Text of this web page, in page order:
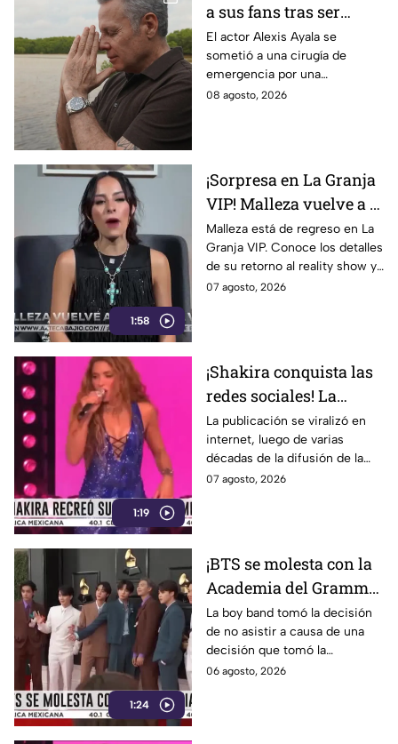
a sus fans tras ser
sometido a una cirugía
de emergencia ¿Cuál es
su salud?
El actor Alexis Ayala se
sometió a una cirugía de
emergencia por una
complicación de salud.
08 agosto, 2026
1:58
¡Sorpresa en La Granja
VIP! Malleza vuelve a la
competencia y sacude
la casa
Malleza está de regreso en La
Granja VIP. Conoce los detalles
de su retorno al reality show y
las primeras reacciones entre
07 agosto, 2026
1:19
¡Shakira conquista las
redes sociales! La
cantante colombiana
recrea icónico meme
La publicación se viralizó en
internet, luego de varias
décadas de la difusión de la
imagen.
07 agosto, 2026
1:24
¡BTS se molesta con la
Academia del Grammy!
Conoce la razón de la
agrupación
La boy band tomó la decisión
de no asistir a causa de una
decisión que tomó la
Academia.
06 agosto, 2026